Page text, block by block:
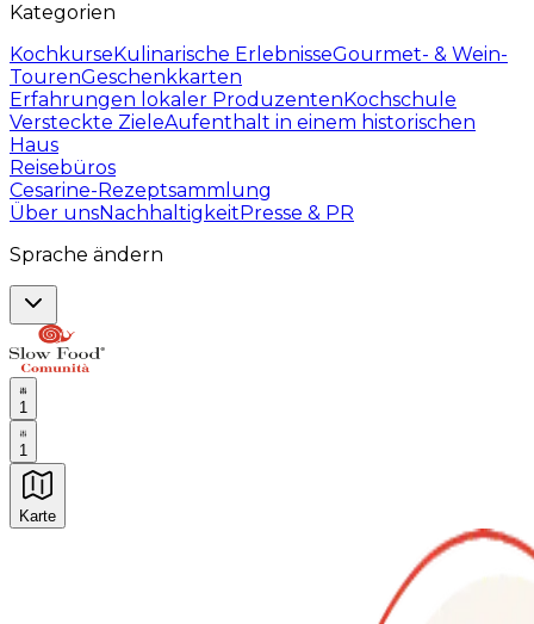
Kategorien
KochkurseKulinarische ErlebnisseGourmet- & Wein-
TourenGeschenkkarten
Erfahrungen lokaler ProduzentenKochschule
Versteckte ZieleAufenthalt in einem historischen
Haus
Reisebüros
Cesarine-Rezeptsammlung
Über unsNachhaltigkeitPresse & PR
Sprache ändern
1
1
Karte
Unvergessliche kulinarische Erlebnisse: